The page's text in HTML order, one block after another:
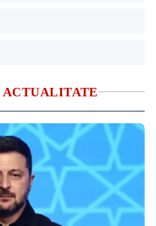
ACTUALITATE